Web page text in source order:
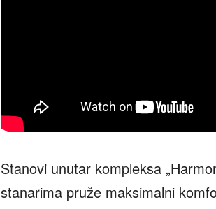
Stanovi unutar kompleksa
stanarima pruže maksimalni